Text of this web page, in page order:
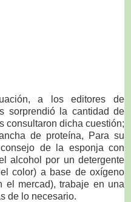
a los editores de
sorprendió la cantidad de
consultaron dicha cuestión;
de proteína, Para su
de la esponja con
alcohol por un detergente
color) a base de oxígeno
el mercad), trabaje en una
de lo necesario.